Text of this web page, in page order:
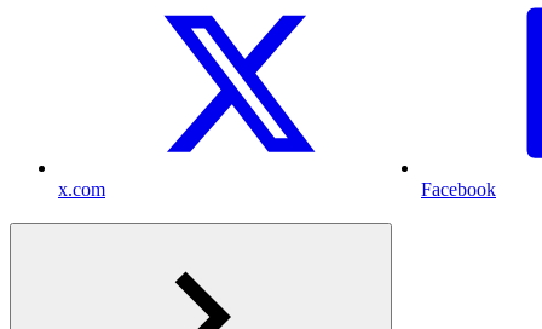
x.com Facebook